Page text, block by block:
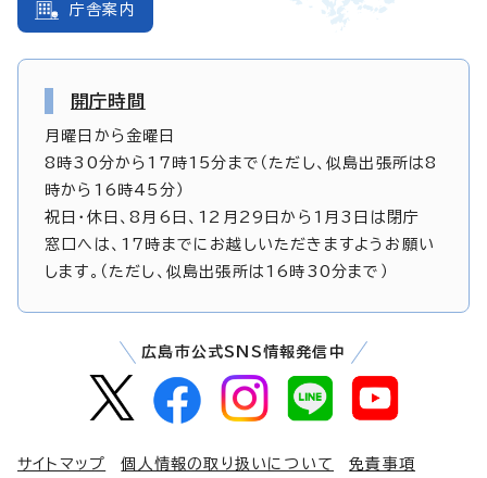
庁舎案内
開庁時間
月曜日から金曜日
8時30分から17時15分まで（ただし、似島出張所は8
時から16時45分）
祝日・休日、8月6日、12月29日から1月3日は閉庁
窓口へは、17時までにお越しいただきますようお願い
します。（ただし、似島出張所は16時30分まで）
広島市公式SNS情報発信中
サイトマップ 個人情報の取り扱いについて 免責事項